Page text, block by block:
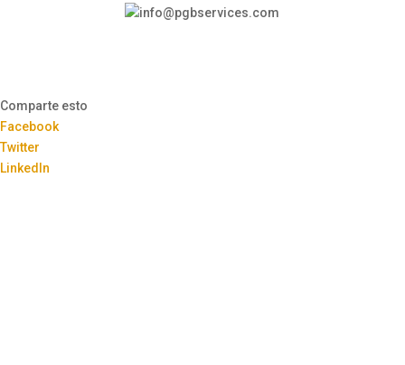
info@pgbservices.com
Comparte esto
Facebook
Twitter
LinkedIn